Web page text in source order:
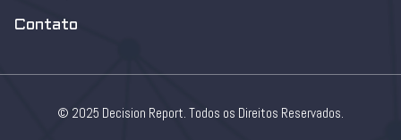
Contato
© 2025 Decision Report. Todos os Direitos Reservados.